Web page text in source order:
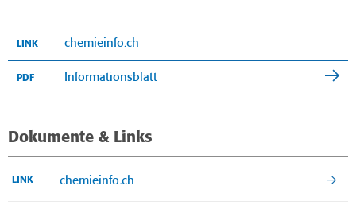
LINK chemieinfo.ch
PDF Informationsblatt
Dokumente & Links
LINK chemieinfo.ch